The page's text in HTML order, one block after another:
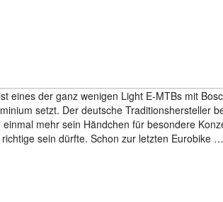
eines der ganz wenigen Light E-MTBs mit
setzt. Der deutsche Traditionshersteller
mehr sein Händchen für besondere
sein dürfte. Schon zur letzten Eurobike …